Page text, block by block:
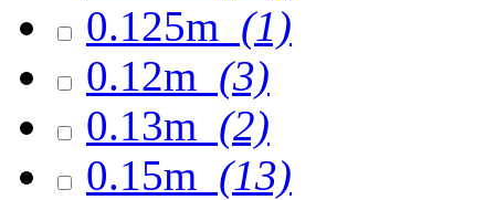
0.125m (1)
0.12m (3)
0.13m (2)
0.15m (13)